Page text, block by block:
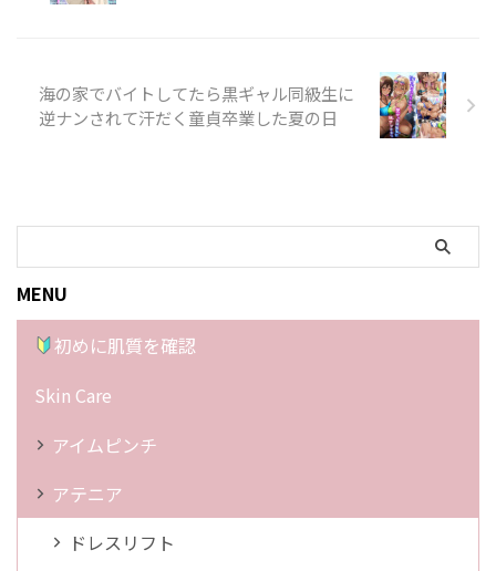
海の家でバイトしてたら黒ギャル同級生に
逆ナンされて汗だく童貞卒業した夏の日
MENU
初めに肌質を確認
Skin Care
アイムピンチ
アテニア
ドレスリフト